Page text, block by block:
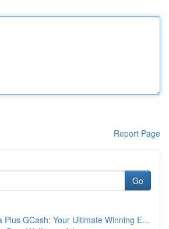
Report Page
Go
Plus GCash: Your Ultimate Winning E...